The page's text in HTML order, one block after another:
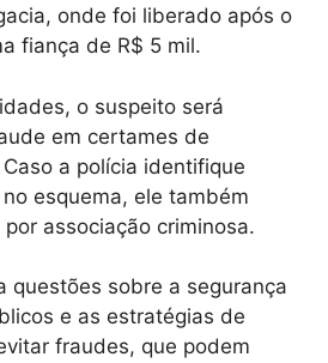
onde foi liberado após o
fiança de R$ 5 mil.
o suspeito será
em certames de
a polícia identifique
esquema, ele também
associação criminosa.
questões sobre a segurança
e as estratégias de
fraudes, que podem